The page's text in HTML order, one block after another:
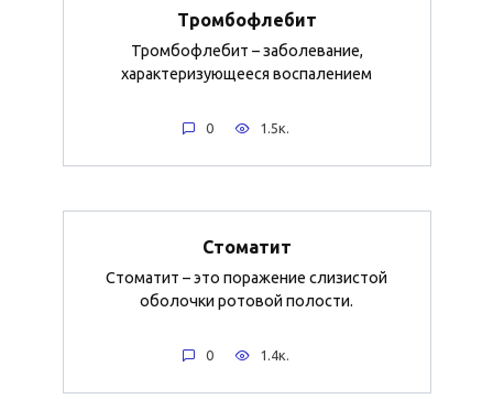
Тромбофлебит
Тромбофлебит – заболевание,
характеризующееся воспалением
0 1.5к.
Стоматит
Стоматит – это поражение слизистой
оболочки ротовой полости.
0 1.4к.